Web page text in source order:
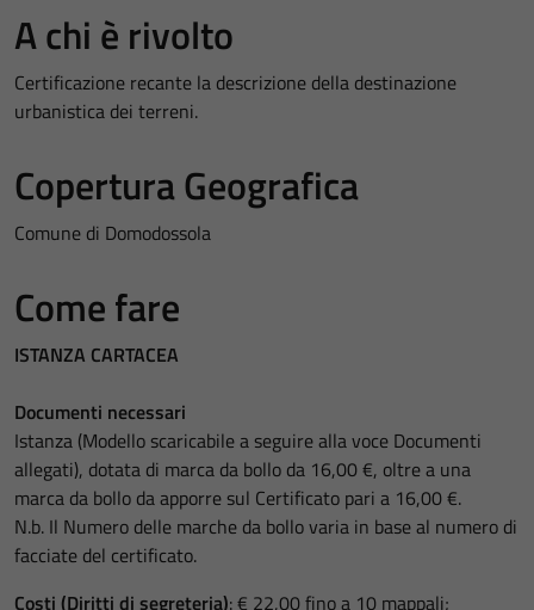
A chi è rivolto
Certificazione recante la descrizione della destinazione
urbanistica dei terreni.
Copertura Geografica
Comune di Domodossola
Come fare
ISTANZA CARTACEA
Documenti necessari
Istanza (Modello scaricabile a seguire alla voce Documenti
allegati), dotata di marca da bollo da 16,00 €, oltre a una
marca da bollo da apporre sul Certificato pari a 16,00 €.
N.b. Il Numero delle marche da bollo varia in base al numero di
facciate del certificato.
Costi (Diritti di segreteria): € 22,00 fino a 10 mappali;